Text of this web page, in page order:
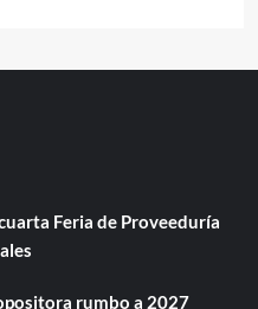
Feria de Proveeduría
rumbo a 2027